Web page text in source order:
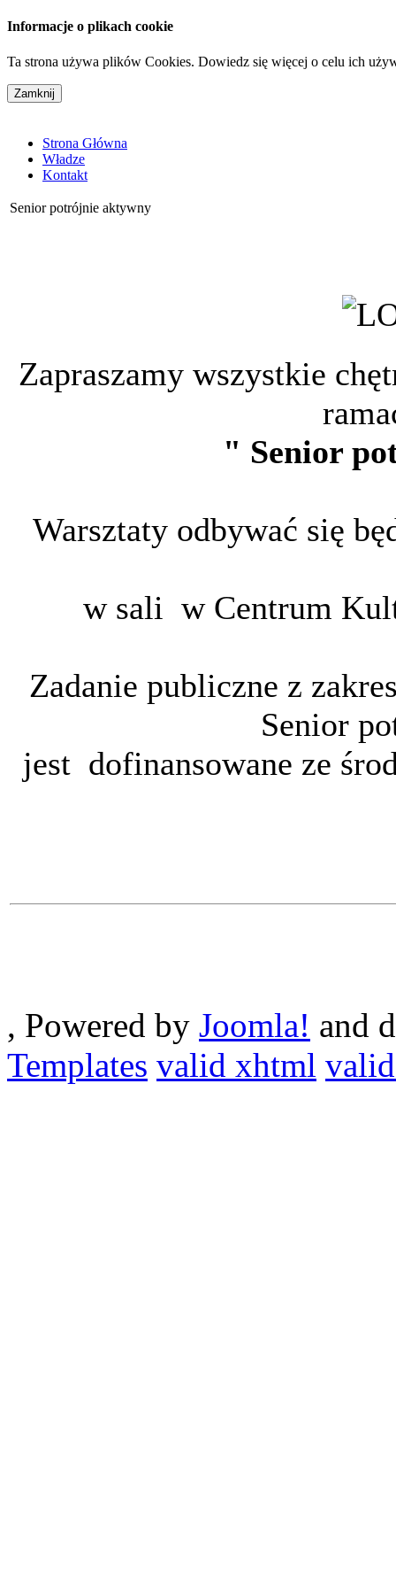
Informacje o plikach cookie
Ta strona używa plików Cookies. Dowiedz się więcej o celu ich
Strona Główna
Władze
Kontakt
Senior potrójnie aktywny
Zapraszamy wszystkie
" Senior
Warsztaty odbywać się
w sali w Centrum
Zadanie publiczne z
Senior
jest dofinansowane ze
, Powered by Joomla! and
Templates valid xhtml